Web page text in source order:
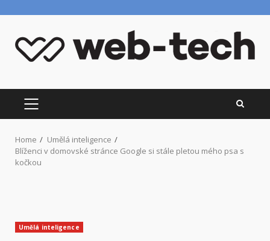
content
PRIMARY
MENU
Home
Umělá inteligence
Blíženci v domovské stránce Google si stále pletou mého psa s
kočkou
Umělá inteligence